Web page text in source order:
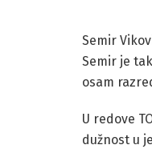
Semir
Semir je
osam
U redove
dužnost u